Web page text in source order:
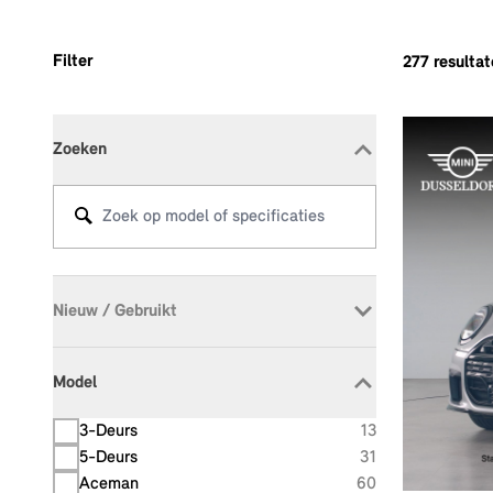
Filter
Zoeken
Nieuw / Gebruikt
Nieuw
120
Model
3-Deurs
13
5-Deurs
31
Aceman
60
277